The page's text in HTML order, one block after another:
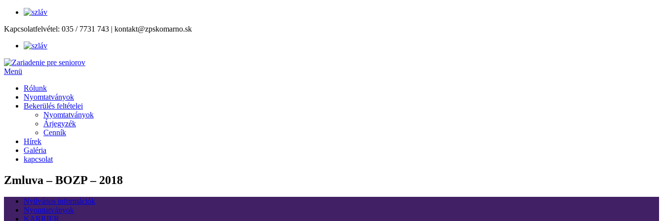
Tovább
tartalomhoz
Kapcsolatfelvétel: 035 / 7731 743 | kontakt@zpskomarno.sk
Menü
Rólunk
Nyomtatványok
Bekerülés feltételei
Nyomtatványok
Árjegyzék
Cenník
Hírek
Galéria
kapcsolat
Zmluva – BOZP – 2018
Nyilvános információk
Nyomtatványok
KARRIER